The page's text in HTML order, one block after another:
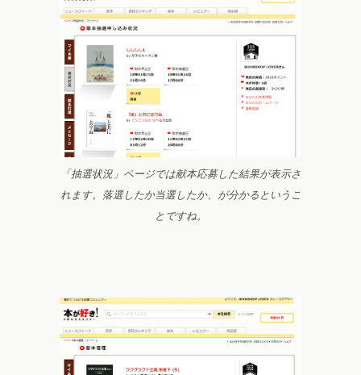
「抽選状況」ページでは献本応募した結果が表示さ
れます。落選したか当選したか、が分かるというこ
とですね。